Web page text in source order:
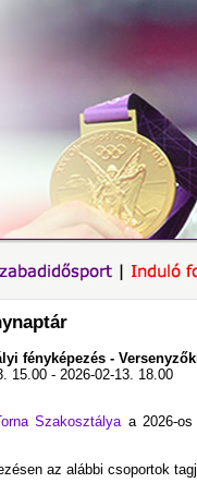
fényképezés -
15.00 - 2026-02-13. 18.00
Szakosztályaa 2026-os
az alábbi csoportok